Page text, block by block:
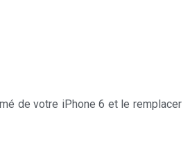
de votre iPhone 6 et le remplacer